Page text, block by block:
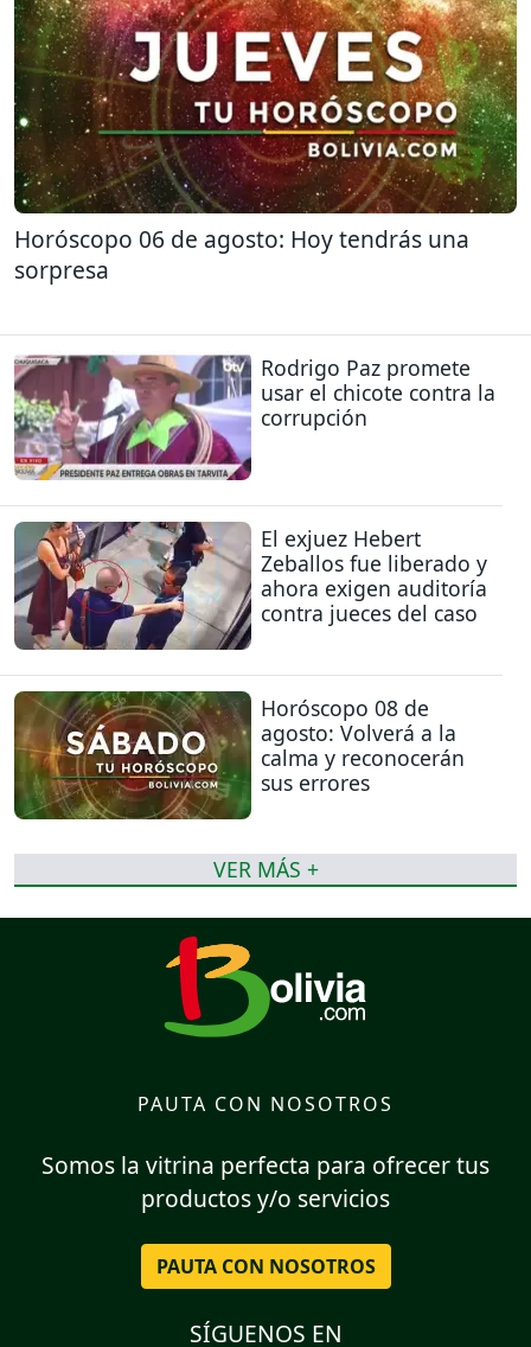
Horóscopo 06 de agosto: Hoy tendrás una
sorpresa
Rodrigo Paz promete
usar el chicote contra la
corrupción
El exjuez Hebert
Zeballos fue liberado y
ahora exigen auditoría
contra jueces del caso
Horóscopo 08 de
agosto: Volverá a la
calma y reconocerán
sus errores
VER MÁS +
PAUTA CON NOSOTROS
Somos la vitrina perfecta para ofrecer tus
productos y/o servicios
PAUTA CON NOSOTROS
SÍGUENOS EN